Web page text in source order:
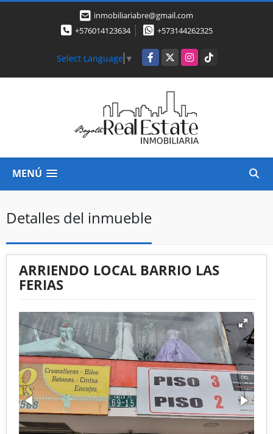
inmobiliariabre@gmail.com
+576014123634
+573144262325
Select Language ▼ Facebook
X Instagram
TikTok
MENÚ
Detalles del inmueble
ARRIENDO LOCAL BARRIO LAS
FERIAS